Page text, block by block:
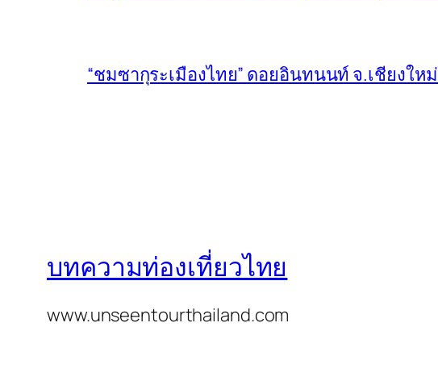
“ชมซากุระเมืองไทย” ดอยอินทนนท์ จ.เชียงใหม่
บทความท่องเที่ยวไทย
www.unseentourthailand.com